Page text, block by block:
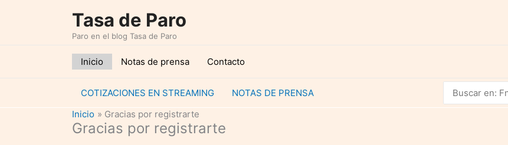
Tasa de Paro
Paro en el blog Tasa de Paro
Inicio Notas de prensa Contacto
COTIZACIONES EN STREAMING NOTAS DE PRENSA
Buscar
por:
Inicio
Gracias por registrarte
Gracias por registrarte